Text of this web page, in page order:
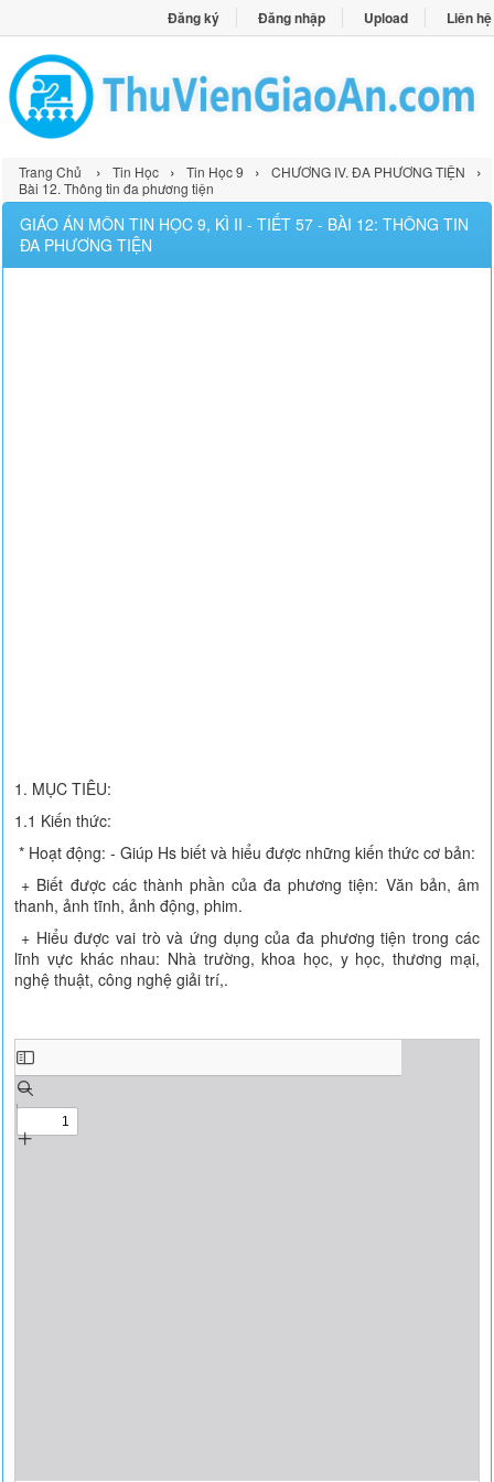
Đăng ký Đăng nhập Upload Liên hệ
Trang Chủ › Tin Học › Tin Học 9 › CHƯƠNG IV. ĐA PHƯƠNG TIỆN ›
Bài 12. Thông tin đa phương tiện
GIÁO ÁN MÔN TIN HỌC 9, KÌ II - TIẾT 57 - BÀI 12: THÔNG TIN
ĐA PHƯƠNG TIỆN
1. MỤC TIÊU:
1.1 Kiến thức:
* Hoạt động: - Giúp Hs biết và hiểu được những kiến thức cơ bản:
+ Biết được các thành phần của đa phương tiện: Văn bản, âm
thanh, ảnh tĩnh, ảnh động, phim.
+ Hiểu được vai trò và ứng dụng của đa phương tiện trong các
lĩnh vực khác nhau: Nhà trường, khoa học, y học, thương mại,
nghệ thuật, công nghệ giải trí,.